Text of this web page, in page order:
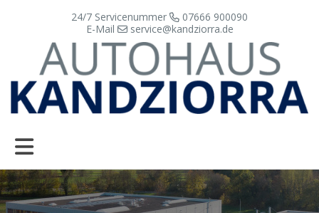
24/7 Servicenummer
07666 900090
E-Mail
service@kandziorra.de